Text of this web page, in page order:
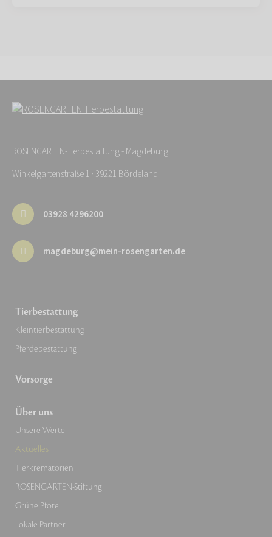
ROSENGARTEN-Tierbestattung - Magdeburg
Winkelgartenstraße 1 · 39221 Bördeland
03928 4296200
magdeburg@mein-rosengarten.de
Tierbestattung
Kleintierbestattung
Pferdebestattung
Vorsorge
Über uns
Unsere Werte
Aktuelles
Tierkrematorien
ROSENGARTEN-Stiftung
Grüne Pfote
Lokale Partner